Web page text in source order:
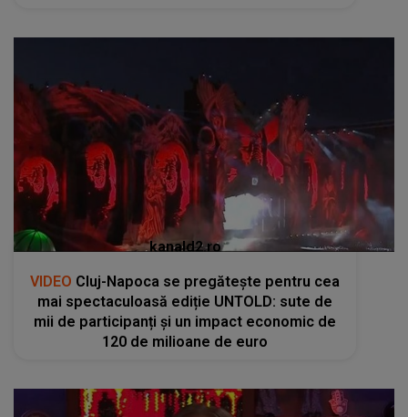
kanald2.ro
VIDEO Cluj-Napoca se pregătește pentru cea
mai spectaculoasă ediție UNTOLD: sute de
mii de participanți și un impact economic de
120 de milioane de euro